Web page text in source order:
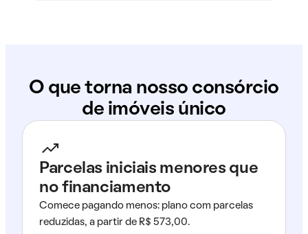
O que torna nosso consórcio
de imóveis único
Parcelas iniciais menores que
no financiamento
Comece pagando menos: plano com parcelas
reduzidas, a partir de R$ 573,00.